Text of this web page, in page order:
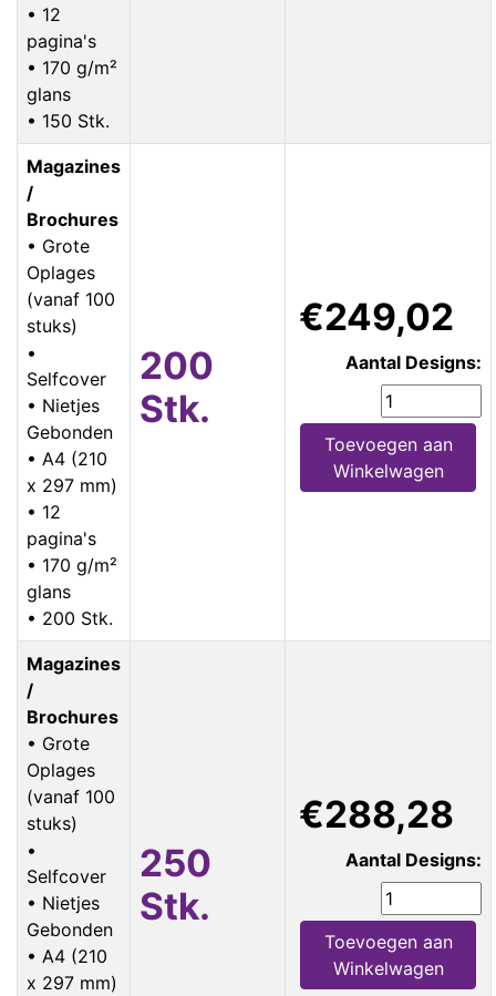
• 12
pagina's
• 170 g/m²
glans
• 150 Stk.
Magazines
/
Brochures
• Grote
Oplages
(vanaf 100
stuks)
•
Selfcover
• Nietjes
Gebonden
• A4 (210
x 297 mm)
• 12
pagina's
• 170 g/m²
glans
• 200 Stk.
200
Stk.
€249,02
Aantal Designs:
Toevoegen aan
Winkelwagen
Magazines
/
Brochures
• Grote
Oplages
(vanaf 100
stuks)
•
Selfcover
• Nietjes
Gebonden
• A4 (210
x 297 mm)
250
Stk.
€288,28
Aantal Designs:
Toevoegen aan
Winkelwagen